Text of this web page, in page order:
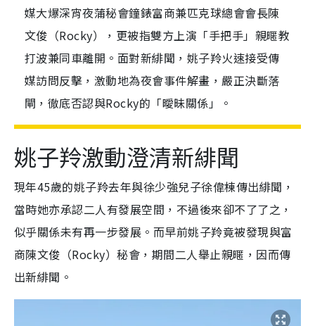
媒大爆深宵夜蒲秘會鐘錶富商兼匹克球總會會長陳
文俊（Rocky），更被指雙方上演「手把手」親暱教
打波兼同車離開。面對新緋聞，姚子羚火速接受傳
媒訪問反擊，激動地為夜會事件解畫，嚴正決斷落
閘，徹底否認與Rocky的「曖昧關係」。
姚子羚激動澄清新緋聞
現年45歲的姚子羚去年與徐少強兒子徐偉棟傳出緋聞，
當時她亦承認二人有發展空間，不過後來卻不了了之，
似乎關係未有再一步發展。而早前姚子羚竟被發現與富
商陳文俊（Rocky）秘會，期間二人舉止親暱，因而傳
出新緋聞。